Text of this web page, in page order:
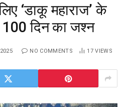
‘डाकू महाराज’ के
दिन का जश्न
NO COMMENTS 17VIEWS